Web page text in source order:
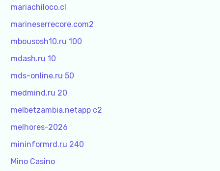
mariachiloco.cl
marineserrecore.com2
mbousosh10.ru 100
mdash.ru 10
mds-online.ru 50
medmind.ru 20
melbetzambia.netapp c2
melhores-2026
mininformrd.ru 240
Mino Casino